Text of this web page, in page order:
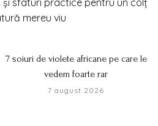
mereu viu
7 soiuri de violete africane pe care le
vedem foarte rar
7 august 2026